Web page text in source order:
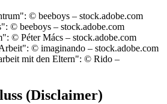
© beeboys – stock.adobe.com
© beeboys – stock.adobe.com
© Péter Mács – stock.adobe.com
© imaginando – stock.adobe.com
mit den Eltern": © Rido –
(Disclaimer)